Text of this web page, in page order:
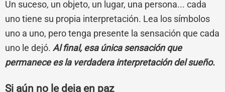
Un suceso, un objeto, un lugar, una persona... cada
uno tiene su propia interpretación. Lea los símbolos
uno a uno, pero tenga presente la sensación que cada
uno le dejó. Al final, esa única sensación que
permanece es la verdadera interpretación del sueño.
Si aún no le deja en paz